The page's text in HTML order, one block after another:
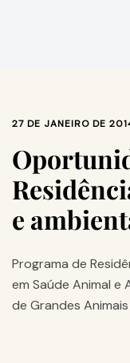
27 DE JANEIRO DE
e
Programa de
em Saúde Animal e
de Grandes